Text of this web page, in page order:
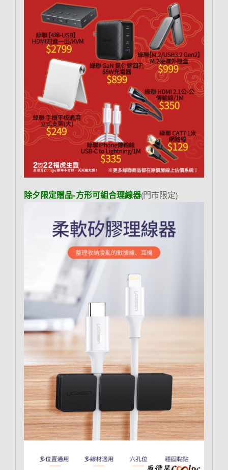
除夕限定贈品-方形可組合理線器(門市限定)